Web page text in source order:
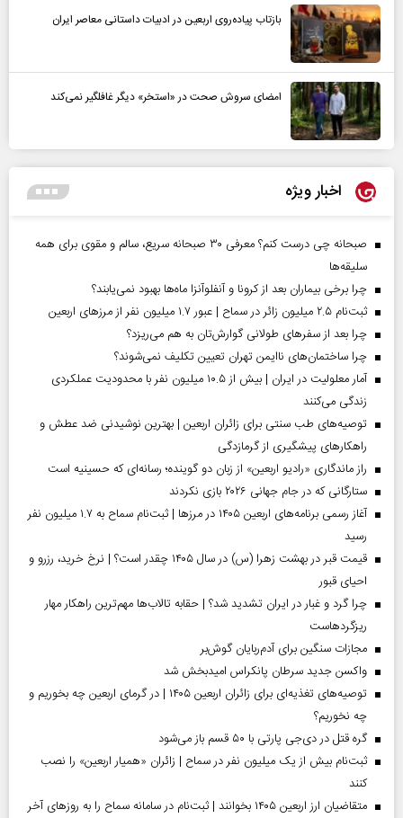
بازتاب پیاده‌روی اربعین در ادبیات داستانی معاصر ایران
امضای سروش صحت در «استخر» دیگر غافلگیر نمی‌کند
اخبار ویژه
صبحانه چی درست کنم؟ معرفی ۳۰ صبحانه سریع، سالم و مقوی برای همه
سلیقه‌ها
چرا برخی بیماران بعد از کرونا و آنفلوآنزا ماه‌ها بهبود نمی‌یابند؟
ثبت‌نام ۲.۵ میلیون زائر در سماح | عبور ۱.۷ میلیون نفر از مرز‌های اربعین
چرا بعد از سفرهای طولانی گوارش‌تان به هم می‌ریزد؟
چرا ساختمان‌های ناایمن تهران تعیین تکلیف نمی‌شوند؟
آمار معلولیت در ایران | بیش از ۱۰.۵ میلیون نفر با محدودیت عملکردی
زندگی می‌کنند
توصیه‌های طب سنتی برای زائران اربعین | بهترین نوشیدنی ضد عطش و
راهکارهای پیشگیری از گرمازدگی
راز ماندگاری «رادیو اربعین» از زبان دو گوینده؛ رسانه‌ای که حسینیه است
ستارگانی که در جام جهانی ۲۰۲۶ بازی نکردند
آغاز رسمی برنامه‌های اربعین ۱۴۰۵ در مرز‌ها | ثبت‌نام سماح به ۱.۷ میلیون نفر
رسید
قیمت قبر در بهشت زهرا (س) در سال ۱۴۰۵ چقدر است؟ | نرخ خرید، رزرو و
احیای قبور
چرا گرد و غبار در ایران تشدید شد؟ | حقابه تالاب‌ها مهم‌ترین راهکار مهار
ریزگردهاست
مجازات سنگین برای آدم‌ربایان گوش‌بر
واکسن جدید سرطان پانکراس امیدبخش شد
توصیه‌های تغذیه‌ای برای زائران اربعین ۱۴۰۵ | در گرمای اربعین چه بخوریم و
چه نخوریم؟
گره قتل در دی‌جی پارتی با ۵۰ قسم باز می‌شود
ثبت‌نام بیش از یک میلیون نفر در سماح | زائران «همیار اربعین» را نصب
کنند
متقاضیان ارز اربعین ۱۴۰۵ بخوانند | ثبت‌نام در سامانه سماح را به روز‌های آخر